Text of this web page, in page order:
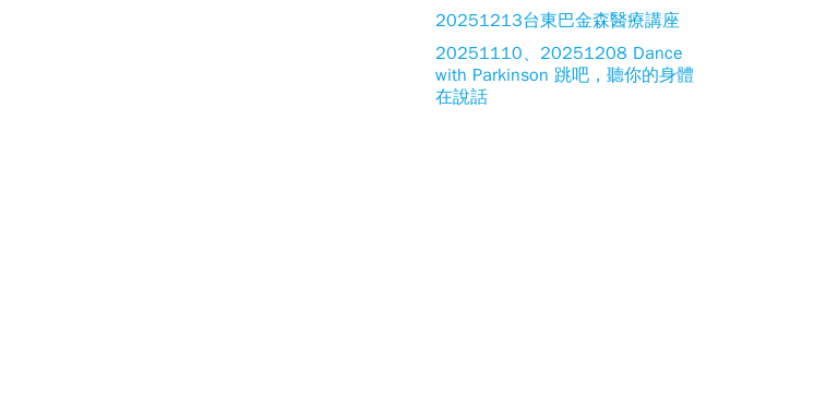
20251213台東巴金森醫療講座
20251110、20251208 Dance
with Parkinson 跳吧，聽你的身體
在說話